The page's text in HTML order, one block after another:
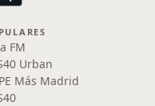
FM
Urban
Más Madrid